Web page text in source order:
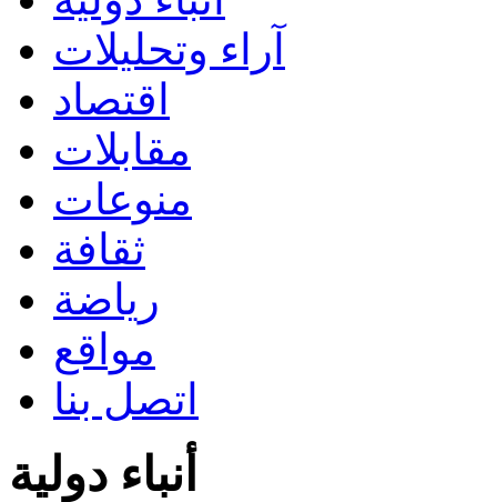
آراء وتحليلات
اقتصاد
مقابلات
منوعات
ثقافة
رياضة
مواقع
اتصل بنا
أنباء دولية